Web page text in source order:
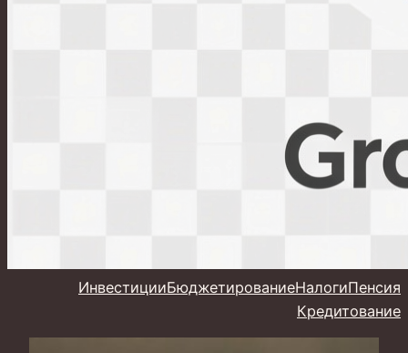
ИнвестицииБюджетированиеНалогиПенсия
Кредитование